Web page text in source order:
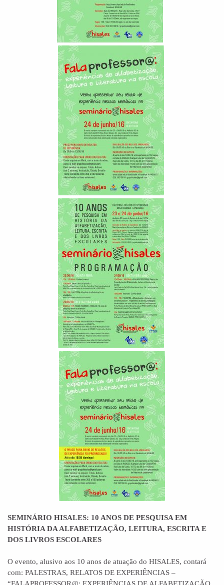
SEMINÁRIO HISALES: 10 ANOS DE PESQUISA EM
HISTÓRIA DA ALFABETIZAÇÃO, LEITURA, ESCRITA E
DOS LIVROS ESCOLARES
O evento, alusivo aos 10 anos de atuação do HISALES, contará
com: PALESTRAS, RELATOS DE EXPERIÊNCIAS –
“FALAPROFESSOR@: EXPERIÊNCIAS DE ALFABETIZAÇÃO,